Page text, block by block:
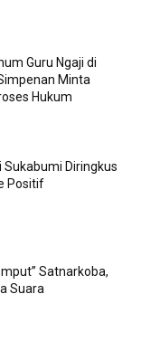
Guru Ngaji di
Minta
Hukum
Diringkus
Positif
Satnarkoba,
Suara